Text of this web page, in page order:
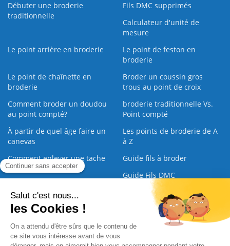
Débuter une broderie
traditionnelle
Fils DMC supprimés
Calculateur d'unité de
mesure
Le point arrière en broderie
Le point de feston en
broderie
Le point de chaînette en
broderie
Broder un coussin gros
trous au point de croix
Comment broder un doudou
au point compté?
broderie traditionnelle Vs.
Point compté
À partir de quel âge faire un
canevas
Les points de broderie de A
à Z
Comment enlever une tache
sur une broderie
Guide fils à broder
Guide Fils DMC
Guide de la Broderie